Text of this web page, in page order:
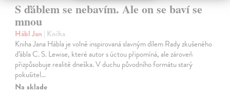
S ďáblem se nebavím. Ale on se baví se
mnou
Hábl Jan | Kniha
Kniha Jana Hábla je volně inspirovaná slavným dílem Rady zkušeného
ďábla C. S. Lewise, které autor s úctou připomíná, ale zároveň
přizpůsobuje realitě dneška. V duchu původního formátu starý
pokušitel…
Na sklade